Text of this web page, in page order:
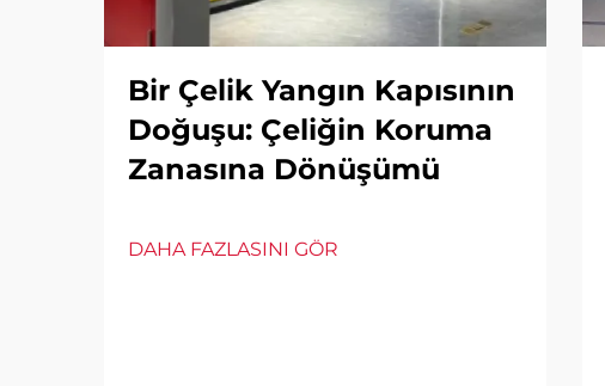
Bir Çelik Yangın Kapısının
Doğuşu: Çeliğin Koruma
Zanasına Dönüşümü
DAHA FAZLASINI GÖR